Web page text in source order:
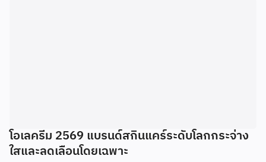
โอเลครีม 2569 แบรนด์สกินแคร์ระดับโลกกระจ่าง
ใสและลดเลือนโดยเฉพาะ